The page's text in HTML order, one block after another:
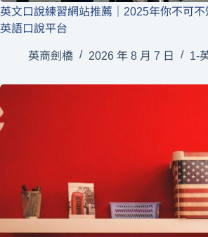
英文口說練習網站推薦｜2025年你不可
英語口說平台
英商劍橋 2026 年 8 月 7 日 1-